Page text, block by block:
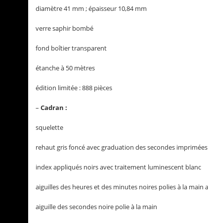
diamètre 41 mm ; épaisseur 10,84 mm
verre saphir bombé
fond boîtier transparent
étanche à 50 mètres
édition limitée : 888 pièces
– Cadran :
squelette
rehaut gris foncé avec graduation des secondes
index appliqués noirs avec traitement luminescent blanc
aiguilles des heures et des minutes noires polies à la
aiguille des secondes noire polie à la main